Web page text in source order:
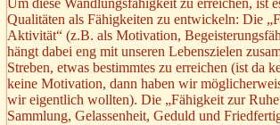
Qualitäten als Fähigkeiten zu entwickeln: Die
Aktivität“ (z.B. als Motivation,
hängt dabei eng mit unseren Lebenszielen
Streben, etwas bestimmtes zu erreichen (ist da
keine Motivation, dann haben wir
wir eigentlich wollten). Die „Fähigkeit zur
Sammlung, Gelassenheit, Geduld und